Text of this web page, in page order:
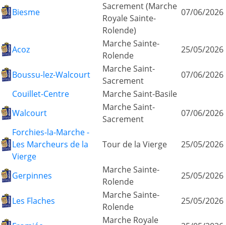
Biesme
Sacrement (Marche
Royale Sainte-
Rolende)
07/06/2026
Acoz
Marche Sainte-
Rolende
25/05/2026
Boussu-lez-Walcourt
Marche Saint-
Sacrement
07/06/2026
Couillet-Centre
Marche Saint-Basile
Walcourt
Marche Saint-
Sacrement
07/06/2026
Forchies-la-Marche -
Les Marcheurs de la
Vierge
Tour de la Vierge 25/05/2026
Gerpinnes
Marche Sainte-
Rolende
25/05/2026
Les Flaches
Marche Sainte-
Rolende
25/05/2026
Marche Royale